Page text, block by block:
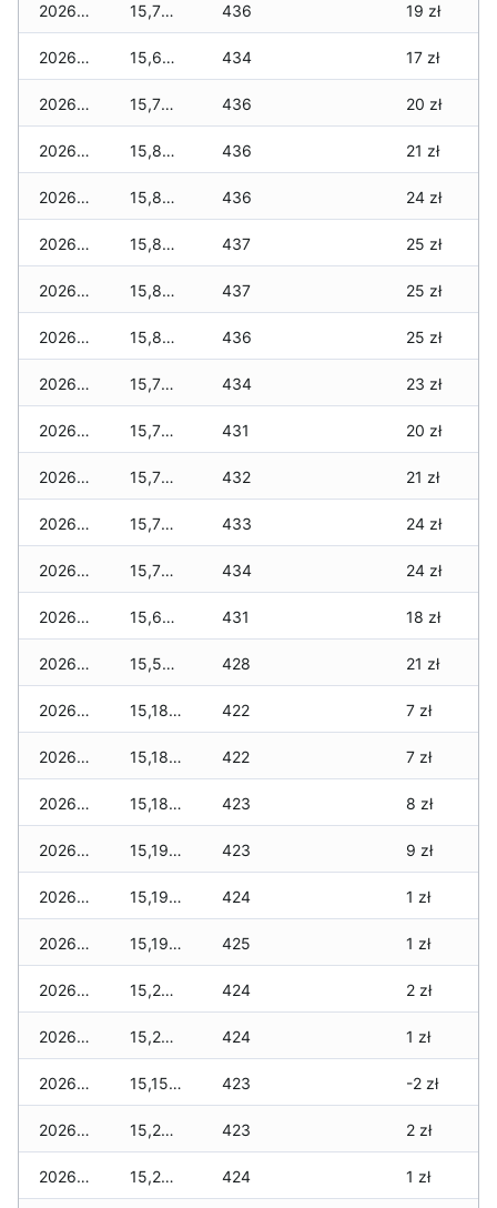
2026-05-26 15,730 zł 436 19 zł
2026-05-25 15,670 zł 434 17 zł
2026-05-24 15,770 zł 436 20 zł
2026-05-23 15,800 zł 436 21 zł
2026-05-22 15,850 zł 436 24 zł
2026-05-21 15,850 zł 437 25 zł
2026-05-20 15,850 zł 437 25 zł
2026-05-19 15,850 zł 436 25 zł
2026-05-18 15,790 zł 434 23 zł
2026-05-17 15,720 zł 431 20 zł
2026-05-16 15,720 zł 432 21 zł
2026-05-15 15,750 zł 433 24 zł
2026-05-14 15,750 zł 434 24 zł
2026-05-13 15,650 zł 431 18 zł
2026-05-12 15,590 zł 428 21 zł
2026-05-09 15,180 zł 422 7 zł
2026-05-08 15,180 zł 422 7 zł
2026-05-07 15,180 zł 423 8 zł
2026-05-06 15,190 zł 423 9 zł
2026-05-05 15,190 zł 424 1 zł
2026-05-04 15,190 zł 425 1 zł
2026-05-03 15,230 zł 424 2 zł
2026-05-02 15,200 zł 424 1 zł
2026-05-01 15,150 zł 423 -2 zł
2026-04-30 15,260 zł 423 2 zł
2026-04-29 15,260 zł 424 1 zł